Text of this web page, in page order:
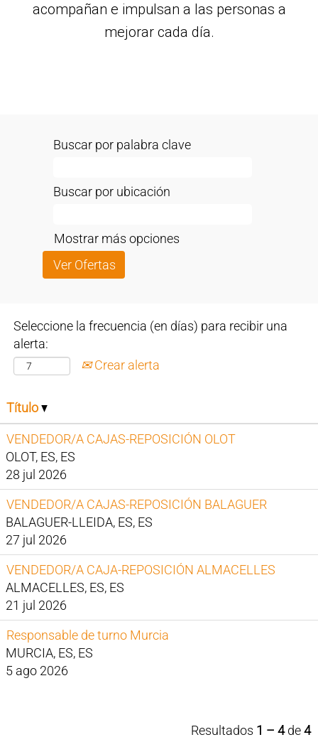
acompañan e impulsan a las personas a
mejorar cada día.
Buscar por palabra clave
Buscar por ubicación
Mostrar más opciones
Seleccione la frecuencia (en días) para recibir una
alerta:
Crear alerta
Título
VENDEDOR/A CAJAS-REPOSICIÓN OLOT
OLOT, ES, ES
28 jul 2026
VENDEDOR/A CAJAS-REPOSICIÓN BALAGUER
BALAGUER-LLEIDA, ES, ES
27 jul 2026
VENDEDOR/A CAJA-REPOSICIÓN ALMACELLES
ALMACELLES, ES, ES
21 jul 2026
Responsable de turno Murcia
MURCIA, ES, ES
5 ago 2026
Resultados 1 – 4de4